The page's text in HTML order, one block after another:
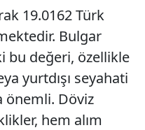
19.0162 Türk
Bulgar
bu değeri, özellikle
yurtdışı seyahati
önemli. Döviz
hem alım